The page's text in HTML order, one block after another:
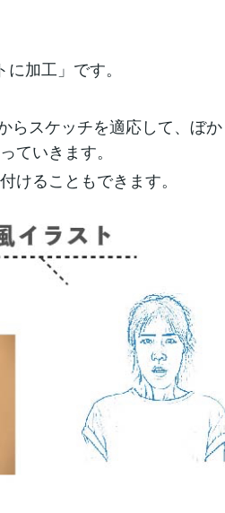
加工」です。
らスケッチを適応して、ぼ
ていきます。
けることもできます。